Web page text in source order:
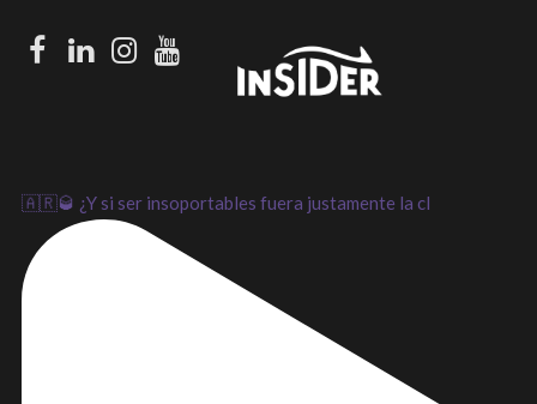
Facebook
LinkedIn
Instagram
Youtube
🇦🇷🥃 ¿Y si ser insoportables fuera justamente la cl